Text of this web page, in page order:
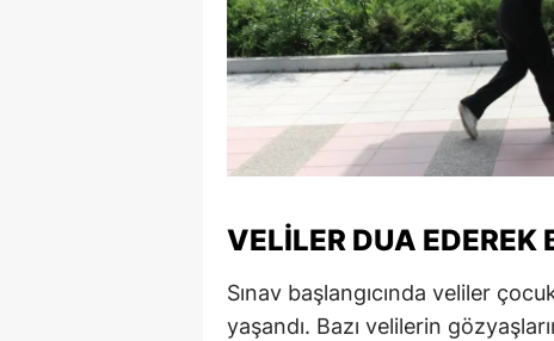
Hatay
VELILER DUA EDEREK
Sınav başlangıcında veliler
yaşandı. Bazı velilerin